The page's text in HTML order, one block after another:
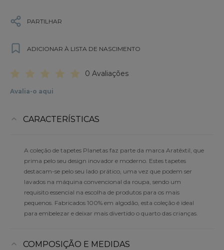
PARTILHAR
ADICIONAR À LISTA DE NASCIMENTO
0 Avaliações
Avalia-o aqui
CARACTERÍSTICAS
A coleção de tapetes Planetas faz parte da marca Aratêxtil, que
prima pelo seu design inovador e moderno. Estes tapetes
destacam-se pelo seu lado prático, uma vez que podem ser
lavados na máquina convencional da roupa, sendo um
requisito essencial na escolha de produtos para os mais
pequenos. Fabricados 100% em algodão, esta coleção é ideal
para embelezar e deixar mais divertido o quarto das crianças.
COMPOSIÇÃO E MEDIDAS